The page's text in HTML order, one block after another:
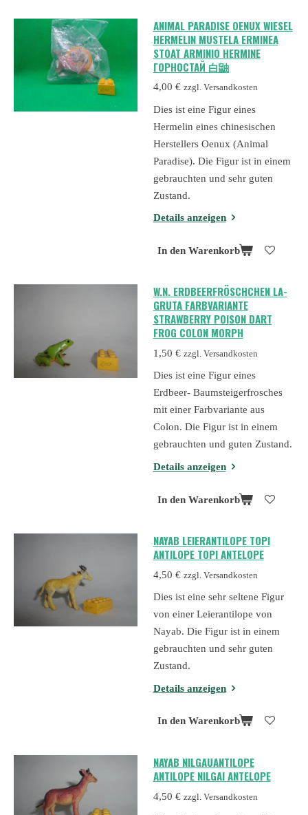
ANIMAL PARADISE OENUX WIESEL
HERMELIN MUSTELA ERMINEA
STOAT ARMINIO HERMINE
ГОРНОСТАЙ 白鼬
4,00 € zzgl. Versandkosten
Dies ist eine Figur eines
Hermelin eines chinesischen
Herstellers Oenux (Animal
Paradise). Die Figur ist in einem
gebrauchten und sehr guten
Zustand.
Details anzeigen
In den Warenkorb
W.N. ERDBEERFRÖSCHCHEN LA-
GRUTA FARBVARIANTE
STRAWBERRY POISON DART
FROG COLON MORPH
1,50 € zzgl. Versandkosten
Dies ist eine Figur eines
Erdbeer- Baumsteigerfrosches
mit einer Farbvariante aus
Colon. Die Figur ist in einem
gebrauchten und guten Zustand.
Details anzeigen
In den Warenkorb
NAYAB LEIERANTILOPE TOPI
ANTILOPE TOPI ANTELOPE
4,50 € zzgl. Versandkosten
Dies ist eine sehr seltene Figur
von einer Leierantilope von
Nayab. Die Figur ist in einem
gebrauchten und sehr guten
Zustand.
Details anzeigen
In den Warenkorb
NAYAB NILGAUANTILOPE
ANTILOPE NILGAI ANTELOPE
4,50 € zzgl. Versandkosten